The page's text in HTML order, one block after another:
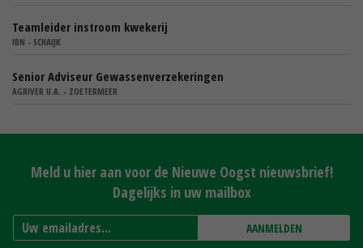
Teamleider instroom kwekerij
IBN - SCHAIJK
Senior Adviseur Gewassenverzekeringen
AGRIVER U.A. - ZOETERMEER
Meld u hier aan voor de Nieuwe Oogst nieuwsbrief!
Dagelijks in uw mailbox
AANMELDEN